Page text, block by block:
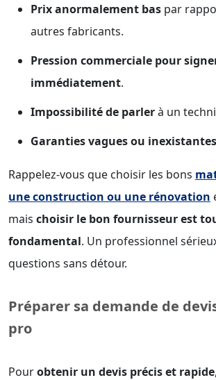
Prix anormalement bas par
autres fabricants.
Pression commerciale pour
immédiatement.
Impossibilité de parlerà un
Garanties vagues ou inexistantes
Rappelez-vous que choisir les bons
une construction ou une rénovation
mais choisir le bon fournisseur est
fondamental. Un professionnel
questions sans détour.
Préparer sa demande de
pro
Pourobtenir un devis précis et rapide